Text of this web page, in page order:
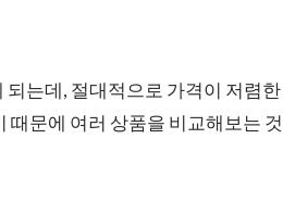
는데, 절대적으로 가격이 저렴한
때문에 여러 상품을 비교해보는 것